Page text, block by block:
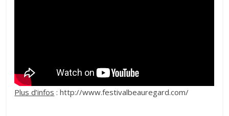
Plus d’infos : http://www.festivalbeauregard.com/